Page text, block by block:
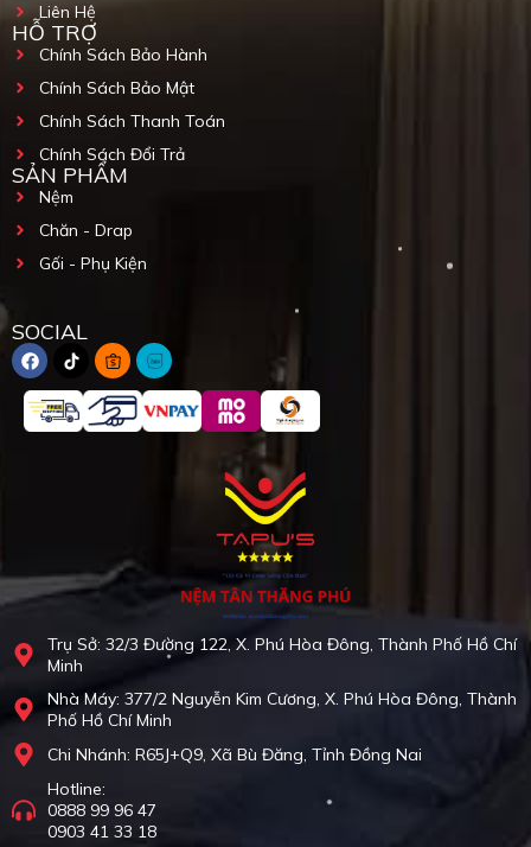
Trụ Sở: 32/3 Đường 122, X. Phú Hòa Đông, Thành Phố Hồ Chí
Minh
Nhà Máy: 377/2 Nguyễn Kim Cương, X. Phú Hòa Đông, Thành
Phố Hồ Chí Minh
Chi Nhánh: R65J+Q9, Xã Bù Đăng, Tỉnh Đồng Nai
Hotline:
0888 99 96 47
0903 41 33 18
Liên Hệ
HỖ TRỢ
Chính Sách Bảo Hành
Chính Sách Bảo Mật
Chính Sách Thanh Toán
Chính Sách Đổi Trả
SẢN PHẨM
Nệm
Chăn - Drap
Gối - Phụ Kiện
SOCIAL